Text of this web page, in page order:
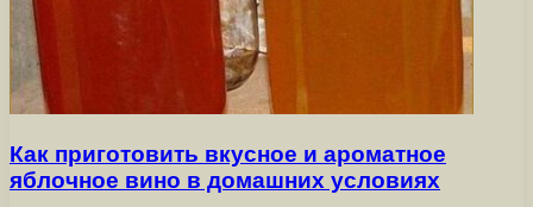
Как приготовить вкусное и ароматное
яблочное вино в домашних условиях